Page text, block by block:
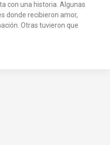
con una historia. Algunas
donde recibieron amor,
Otras tuvieron que